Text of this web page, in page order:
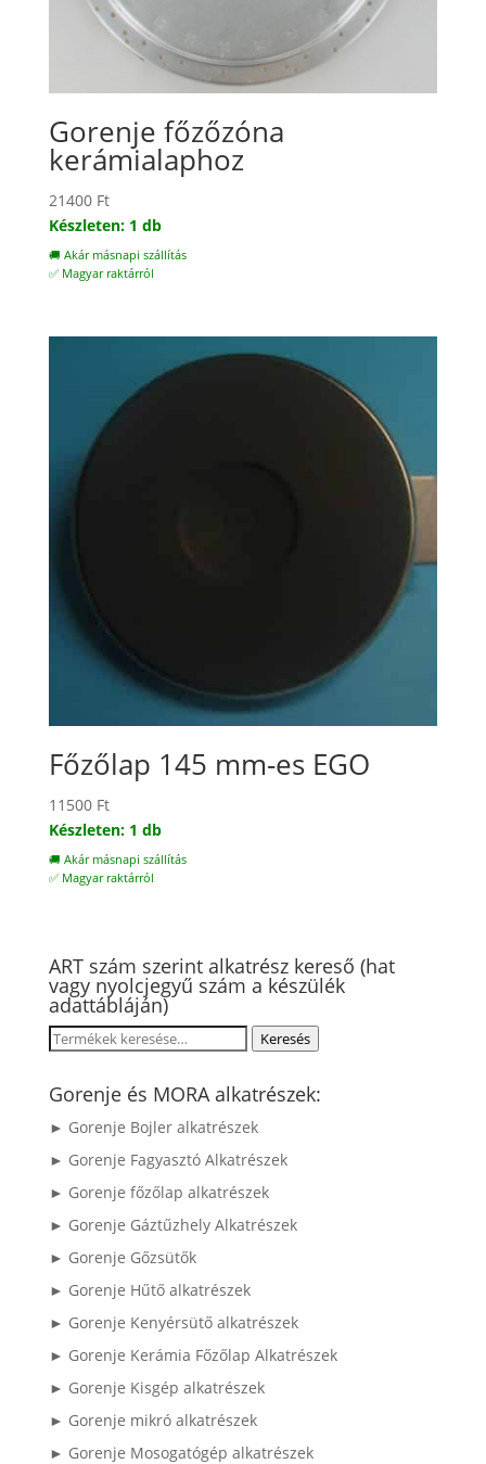
Gorenje főzőzóna
kerámialaphoz
21400 Ft
Készleten: 1 db
🚚 Akár másnapi szállítás
✅ Magyar raktárról
Főzőlap 145 mm-es EGO
11500 Ft
Készleten: 1 db
🚚 Akár másnapi szállítás
✅ Magyar raktárról
ART szám szerint alkatrész kereső (hat
vagy nyolcjegyű szám a készülék
adattábláján)
Keresés
következőre:
Keresés
Gorenje és MORA alkatrészek:
► Gorenje Bojler alkatrészek
► Gorenje Fagyasztó Alkatrészek
► Gorenje főzőlap alkatrészek
► Gorenje Gáztűzhely Alkatrészek
► Gorenje Gőzsütők
► Gorenje Hűtő alkatrészek
► Gorenje Kenyérsütő alkatrészek
► Gorenje Kerámia Főzőlap Alkatrészek
► Gorenje Kisgép alkatrészek
► Gorenje mikró alkatrészek
► Gorenje Mosogatógép alkatrészek